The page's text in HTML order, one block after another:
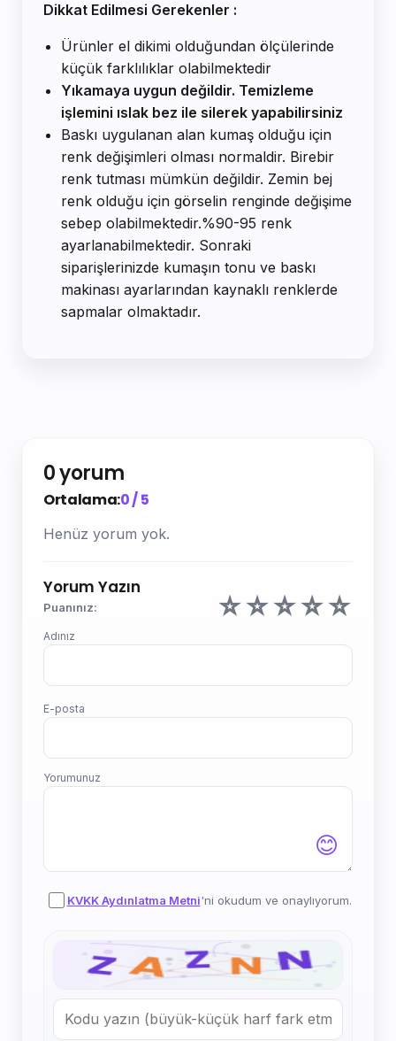
Dikkat Edilmesi Gerekenler :
Ürünler el dikimi olduğundan ölçülerinde
küçük farklılıklar olabilmektedir
Yıkamaya uygun değildir. Temizleme
işlemini ıslak bez ile silerek yapabilirsiniz
Baskı uygulanan alan kumaş olduğu için
renk değişimleri olması normaldir. Birebir
renk tutması mümkün değildir. Zemin bej
renk olduğu için görselin renginde değişime
sebep olabilmektedir.%90-95 renk
ayarlanabilmektedir. Sonraki
siparişlerinizde kumaşın tonu ve baskı
makinası ayarlarından kaynaklı renklerde
sapmalar olmaktadır.
0 yorum
Ortalama:0 / 5
Henüz yorum yok.
Yorum Yazın
Puanınız: ☆☆☆☆☆
Adınız
E-posta
Yorumunuz
😊
KVKK Aydınlatma Metni'ni okudum ve onaylıyorum.